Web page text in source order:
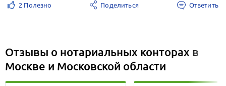
2 Полезно Поделиться Ответить
Отзывы о нотариальных конторах в
Москве и Московской области